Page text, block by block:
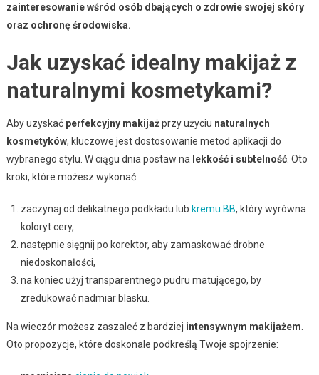
zainteresowanie wśród osób dbających o zdrowie swojej skóry
oraz ochronę środowiska.
Jak uzyskać idealny makijaż z
naturalnymi kosmetykami?
Aby uzyskać perfekcyjny makijażprzy użyciu naturalnych
kosmetyków, kluczowe jest dostosowanie metod aplikacji do
wybranego stylu. W ciągu dnia postaw na lekkość i subtelność. Oto
kroki, które możesz wykonać:
zaczynaj od delikatnego podkładu lub kremu BB, który wyrówna
koloryt cery,
następnie sięgnij po korektor, aby zamaskować drobne
niedoskonałości,
na koniec użyj transparentnego pudru matującego, by
zredukować nadmiar blasku.
Na wieczór możesz zaszaleć z bardziej intensywnym makijażem
Oto propozycje, które doskonale podkreślą Twoje spojrzenie: